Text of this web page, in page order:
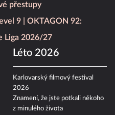
přestupy
9
OKTAGON 92:
Liga 2026/27
Léto 2026
Karlovarský filmový festival
2026
Znamení, že jste potkali někoho
z minulého života